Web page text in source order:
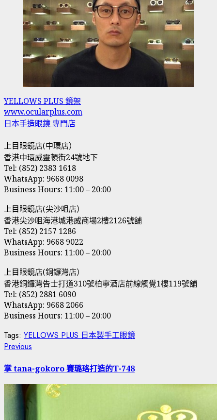
YELLOWS PLUS 鏡架
www.ocularplus.com
日本手造眼鏡 專門店
上目眼鏡店(中環店）
香港中環威靈頓街24號地下
Tel: (852) 2383 1618
WhatsApp: 9668 0098
Business Hours: 11:00 – 20:00
上目眼鏡店(尖沙咀店）
香港尖沙咀海港城港威商場2樓2126號舖
Tel: (852) 2157 1286
WhatsApp: 9668 9022
Business Hours: 11:00 – 20:00
上目眼鏡店(銅鑼灣店）
香港銅鑼灣告士打道310號柏寧酒店前線觸覺1樓119號舖
Tel: (852) 2881 6090
WhatsApp: 9668 2066
Business Hours: 11:00 – 20:00
Tags: YELLOWS PLUS 日本製手工眼鏡
Post
navigation
Previous
掌 tana-gokoro 賽璐珞打造的T-748